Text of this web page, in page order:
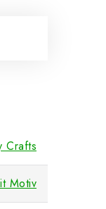
Crafts
Motiv